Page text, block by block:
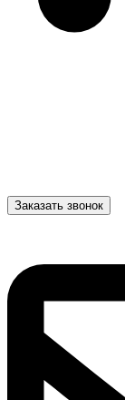
Заказать звонок